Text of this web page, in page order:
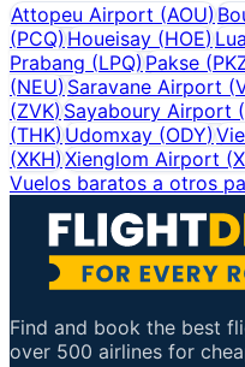
Attopeu Airport (AOU)
(PCQ)Houeisay (HOE)
Prabang (LPQ)Pakse (
(NEU)Saravane Airport (
(ZVK)Sayaboury Airport (
(THK)Udomxay (ODY)
(XKH)Xienglom Airport (
Vuelos baratos a otros
Find and book the best
over 500 airlines for